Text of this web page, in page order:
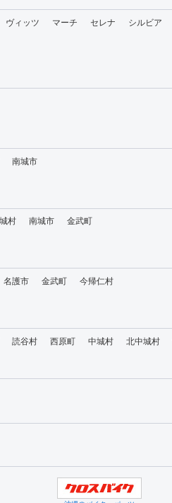
ヴィッツ マーチ セレナ シルビア
南城市
村 南城市 金武町
名護市 金武町 今帰仁村
読谷村 西原町 中城村 北中城村